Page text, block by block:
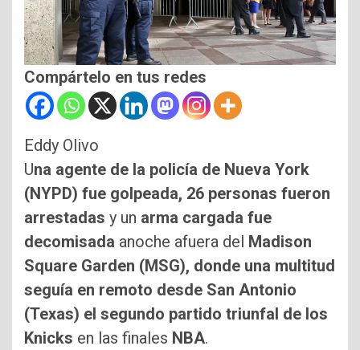
Compártelo en tus redes
Eddy Olivo
Una agente de la policía de Nueva York
(NYPD) fue golpeada, 26 personas fueron
arrestadas y un arma cargada fue
decomisada anoche afuera del Madison
Square Garden (MSG), donde una multitud
seguía en remoto desde San Antonio
(Texas) el segundo partido triunfal de los
Knicks en las finales NBA.